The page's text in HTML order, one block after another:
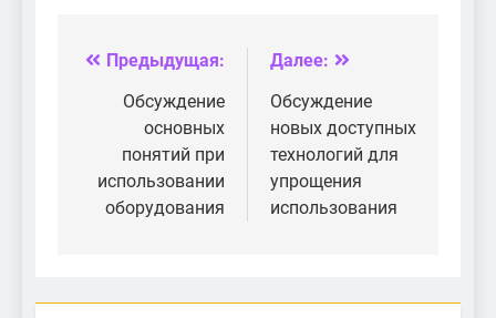
маршрутизаторов
Навигация
записям
Предыдущая:
Обсуждение
основных
понятий при
использовании
оборудования
Далее:
Обсуждение
новых доступных
технологий для
упрощения
использования